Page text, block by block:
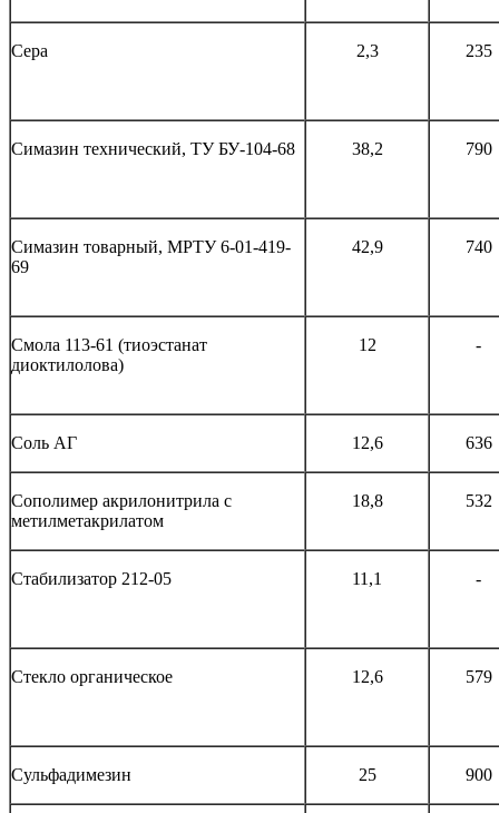
Сера 2,3 235
Симазин технический, ТУ БУ-104-68 38,2 790
Симазин товарный, МРТУ 6-01-419-
69
42,9 740
Смола 113-61 (тиоэстанат
диоктилолова)
12 -
Соль АГ 12,6 636
Сополимер акрилонитрила с
метилметакрилатом
18,8 532
Стабилизатор 212-05 11,1 -
Стекло органическое 12,6 579
Сульфадимезин 25 900